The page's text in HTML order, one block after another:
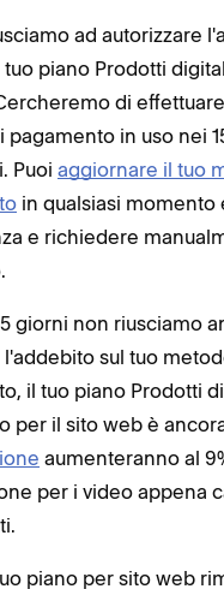
ad autorizzare
piano Prodotti
di
pagamento in uso nei
Puoi aggiornare il tuo
in qualsiasi
e richiedere
giorni non riusciamo
sul tuo
il tuo piano Prodotti
per il sito web è
aumenteranno al
per i video appena
piano per sito web